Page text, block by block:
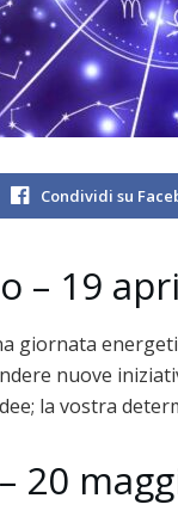
Condividi su
– 19
giornata
nuove
la vostra
20